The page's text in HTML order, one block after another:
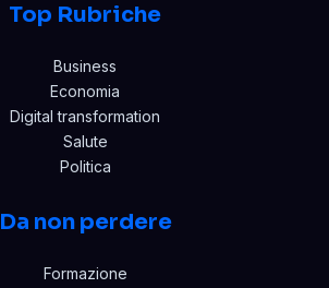
Top Rubriche
Business
Economia
Digital transformation
Salute
Politica
Da non perdere
Formazione